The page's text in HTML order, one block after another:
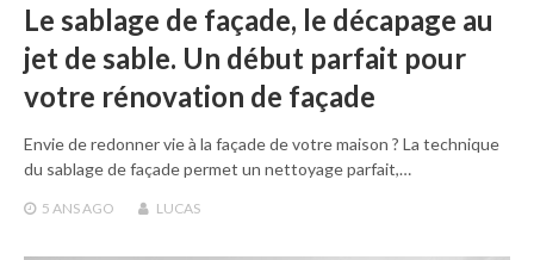
Le sablage de façade, le décapage au
jet de sable. Un début parfait pour
votre rénovation de façade
Envie de redonner vie à la façade de votre maison ? La technique
du sablage de façade permet un nettoyage parfait,…
5 ANS AGO LUCAS